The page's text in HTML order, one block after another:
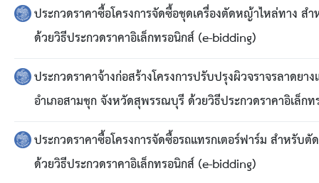
รายการ อบจ.สัมพันธ์
กิจกรรม
ข่าวประชาสัมพันธ์
ประกาศจัดซื้อ-จัดจ้าง
ประกวดราคาซื้อโครงการจัดซื้อชุดเครื่องตัดหญ้าไหล่ทาง
ด้วยวิธีประกวดราคาอิเล็กทรอนิกส์ (e-bidding)
ประกวดราคาจ้างก่อสร้างโครงการปรับปรุงผิวจราจรลาด
อำเภอสามชุก จังหวัดสุพรรณบุรี ด้วยวิธีประกวดราคาอิเล็ก
ประกวดราคาซื้อโครงการจัดซื้อรถแทรกเตอร์ฟาร์ม สำหรั
ด้วยวิธีประกวดราคาอิเล็กทรอนิกส์ (e-bidding)